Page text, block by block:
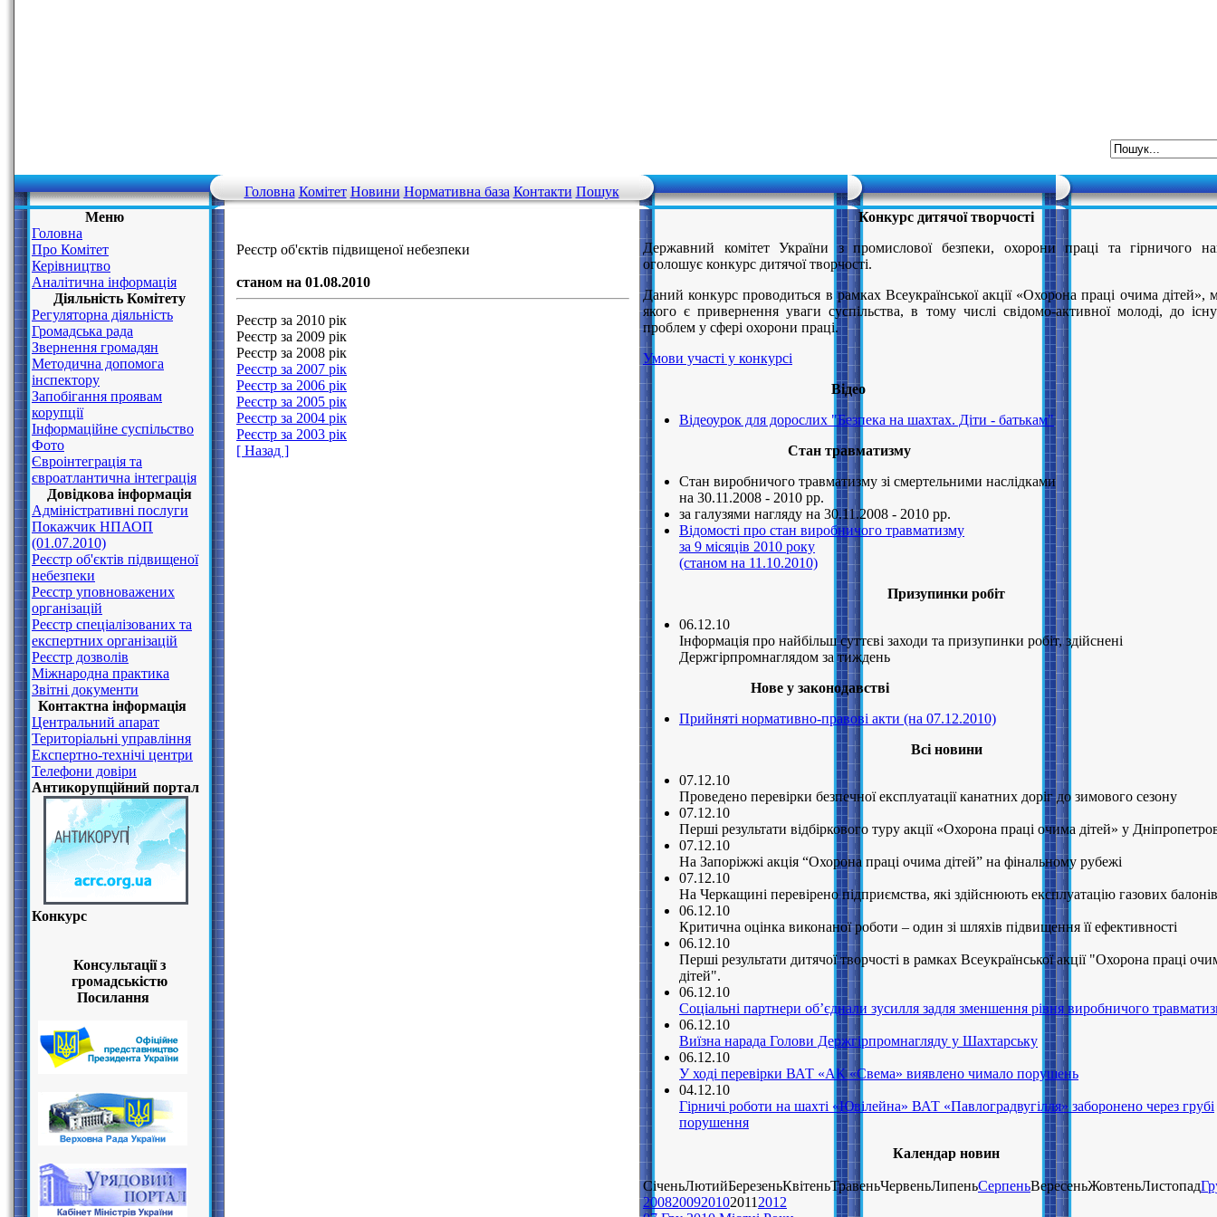
Головна Комітет Новини Нормативна база Контакти Пошук
Меню
Головна
Про Комітет
Керівництво
Аналітична інформація
Діяльність Комітету
Регуляторна діяльність
Громадська рада
Звернення громадян
Методична допомога
інспектору
Запобігання проявам
корупції
Інформаційне суспільство
Фото
Євроінтеграція та
євроатлантична інтеграція
Довідкова інформація
Адміністративні послуги
Покажчик НПАОП
(01.07.2010)
Реєстр об'єктів підвищеної
небезпеки
Реєстр уповноважених
організацій
Реєстр спеціалізованих та
експертних організацій
Реєстр дозволів
Міжнародна практика
Звітні документи
Контактна інформація
Центральний апарат
Територіальні управління
Експертно-технічі центри
Телефони довіри
Антикорупційний портал
Конкурс
Консультації з
громадськістю
Посилання
Реєстр об'єктів підвищеної небезпеки
станом на 01.08.2010
Реєстр за 2010 рік
Реєстр за 2009 рік
Реєстр за 2008 рік
Реєстр за 2007 рік
Реєстр за 2006 рік
Реєстр за 2005 рік
Реєстр за 2004 рік
Реєстр за 2003 рік
[ Назад ]
Конкурс дитячої творчості
Державний комітет України з промислової безпеки, охорони праці та гірничого
оголошує конкурс дитячої творчості.
Даний конкурс проводиться в рамках Всеукраїнської акції «Охорона праці очима дітей»,
якого є привернення уваги суспільства, в тому числі свідомо-активної молоді, до
проблем у сфері охорони праці.
Умови участі у конкурсі
Відео
Відеоурок для дорослих "Безпека на шахтах. Діти - батькам"
Стан травматизму
Стан виробничого травматизму зі смертельними наслідками
на 30.11.2008 - 2010 рр.
за галузями нагляду на 30.11.2008 - 2010 рр.
Відомості про стан виробничого травматизму
за 9 місяців 2010 року
(станом на 11.10.2010)
Призупинки робiт
06.12.10
Iнформацiя про найбільш суттєві заходи та призупинки робіт, здійснені
Держгірпромнаглядом за тиждень
Нове у законодавстві
Прийняті нормативно-правові акти (на 07.12.2010)
Всі новини
07.12.10
Проведено перевірки безпечної експлуатації канатних доріг до зимового сезону
07.12.10
Перші результати відбіркового туру акції «Охорона праці очима дітей» у
07.12.10
На Запоріжжі акція “Охорона праці очима дітей” на фінальному рубежі
07.12.10
На Черкащині перевірено підприємства, які здійснюють експлуатацію газових балонів
06.12.10
Критична оцінка виконаної роботи – один зі шляхів підвищення її ефективності
06.12.10
Перші результати дитячої творчості в рамках Всеукраїнської акції "Охорона праці
дітей".
06.12.10
Соціальні партнери об’єднали зусилля задля зменшення рівня виробничого
06.12.10
Виїзна нарада Голови Держгірпромнагляду у Шахтарську
06.12.10
У ході перевірки ВАТ «АК «Свема» виявлено чимало порушень
04.12.10
Гірничі роботи на шахті «Ювілейна» ВАТ «Павлоградвугілля» заборонено через грубі
порушення
Календар новин
СіченьЛютийБерезеньКвітеньТравеньЧервеньЛипеньСерпеньВересеньЖовтеньЛистопад
2008200920102011 2012